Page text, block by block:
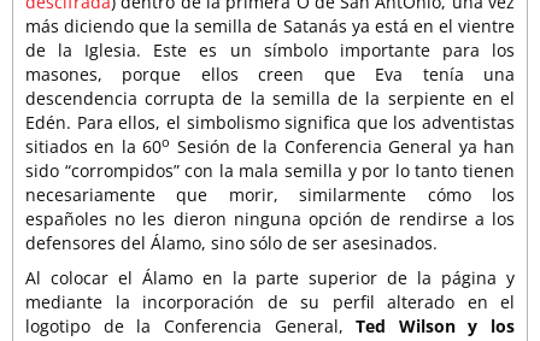
más diciendo que la semilla de Satanás ya está en el vientre
de la Iglesia. Este es un símbolo importante para los
masones, porque ellos creen que Eva tenía una
descendencia corrupta de la semilla de la serpiente en el
Edén. Para ellos, el simbolismo significa que los adventistas
sitiados en la 60o Sesión de la Conferencia General ya han
sido “corrompidos” con la mala semilla y por lo tanto tienen
necesariamente que morir, similarmente cómo los
españoles no les dieron ninguna opción de rendirse a los
defensores del Álamo, sino sólo de ser asesinados.
Al colocar el Álamo en la parte superior de la página y
mediante la incorporación de su perfil alterado en el
logotipo de la Conferencia General,Ted Wilson y los